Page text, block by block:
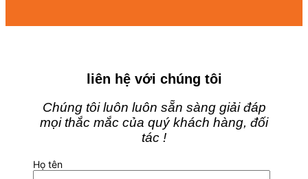
liên hệ với chúng tôi
Chúng tôi luôn luôn sẵn sàng giải đáp
mọi thắc mắc của quý khách hàng, đối
tác !
Họ tên